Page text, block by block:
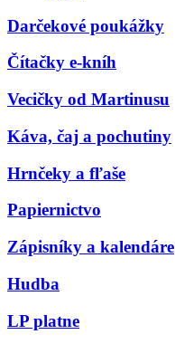
Darčekové poukážky
Čítačky e-kníh
Vecičky od Martinusu
Káva, čaj a pochutiny
Hrnčeky a fľaše
Papiernictvo
Zápisníky a kalendáre
Hudba
LP platne